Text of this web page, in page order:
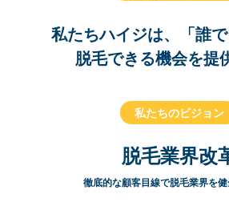
私たちハイジは、「誰で
脱毛できる機会を提
私たちのビジョン
脱毛業界改
徹底的な顧客目線で脱毛業界を